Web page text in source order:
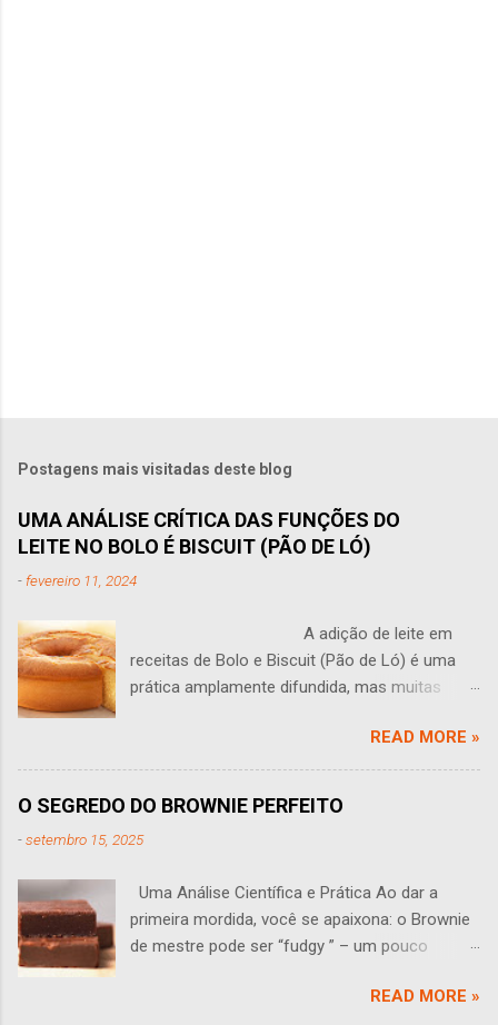
Postagens mais visitadas deste blog
UMA ANÁLISE CRÍTICA DAS FUNÇÕES DO
LEITE NO BOLO É BISCUIT (PÃO DE LÓ)
- fevereiro 11, 2024
A adição de leite em
receitas de Bolo e Biscuit (Pão de Ló) é uma
prática amplamente difundida, mas muitas
sentido em um bolo? Você às vezes se faz
perguntas como essa? Esta pergunta leva a
traz várias propriedades que podem influenciar
sendo que seu efeito em pequenas
quantidades muitas vezes não é perceptível.
Uma das funções primárias do leite é adicionar
bolo talvez mais suculento e desenvolver uma
READ MORE »
O SEGREDO DO BROWNIE PERFEITO
-setembro 15, 2025
Uma Análise Científica e Prática Ao dar a
primeira mordida, você se apaixona: o Brownie
de mestre pode ser “fudgy ” – um pouco
denso, aromático e irresistível. Mas como
READ MORE »